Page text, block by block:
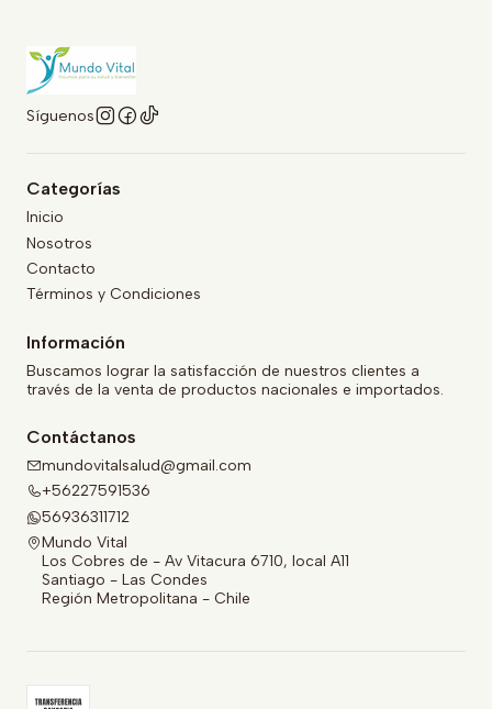
Síguenos
Categorías
Inicio
Nosotros
Contacto
Términos y Condiciones
Información
Buscamos lograr la satisfacción de nuestros clientes a
través de la venta de productos nacionales e importados.
Contáctanos
mundovitalsalud@gmail.com
+56227591536
56936311712
Mundo Vital
Los Cobres de - Av Vitacura 6710, local A11
Santiago - Las Condes
Región Metropolitana - Chile